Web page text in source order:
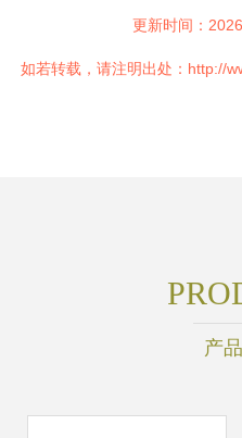
更新时间：
如若转载，请注明出处：http://
产